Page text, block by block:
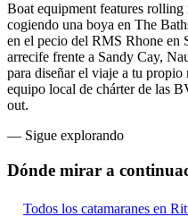
Boat equipment features rolling
cogiendo una boya en The
en el pecio del RMS Rhone en
arrecife frente a Sandy Cay,
para diseñar el viaje a tu
equipo local de chárter de las
out.
— Sigue explorando
Dónde mirar a
Todos los catamaranes en